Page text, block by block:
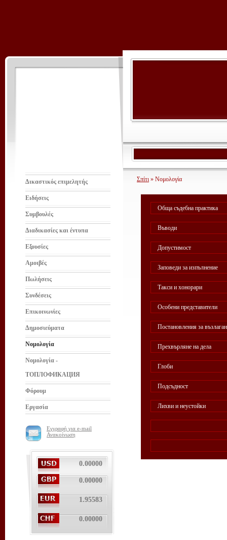
Δικαστικός επιμελητής
Ειδήσεις
Συμβουλές
Διαδικασίες και έντυπα
Εξουσίες
Αμοιβές
Πωλήσεις
Συνδέσεις
Επικοινωνίες
Δημοσιεύματα
Νομολογία
Νομολογία -
ТОПЛОФИКАЦИЯ
Φόρουμ
Εργασία
Εγγραφή για e-mail
Ανακοίνωση
0.00000
0.00000
1.95583
0.00000
Σπίτι » Νομολογία
Обща съдебна практика
Въводи
Допустимост
Заповеди за изпълнение
Такси и хонорари
Особени представители
Постановления за
Прехвърляне на дела
Глоби
Подсъдност
Лихви и неустойки